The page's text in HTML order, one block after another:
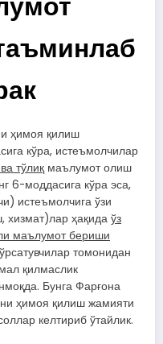
ҳимоя қилиш
кўра, истеъмолчилар
тўлиқмаълумот олиш
6-моддасига кўра эса,
истеъмолчига ўзи
хизмат)лар ҳақида ўз
маълумот бериши
томонидан
қилмаслик
Бунга Фарғона
ҳимоя қилиш жамияти
келтириб ўтайлик.